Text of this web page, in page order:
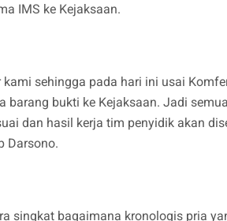
IMS ke Kejaksaan.
kami sehingga pada hari ini usai
barang bukti ke Kejaksaan. Jadi
dan hasil kerja tim penyidik akan
Darsono.
singkat bagaimana kronologis pria